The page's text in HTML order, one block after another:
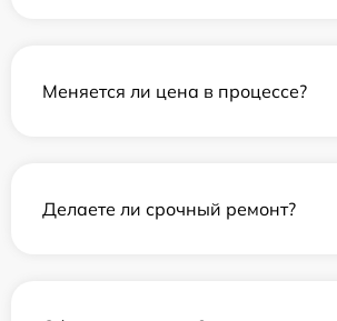
Меняется ли цена в процессе?
Делаете ли срочный ремонт?